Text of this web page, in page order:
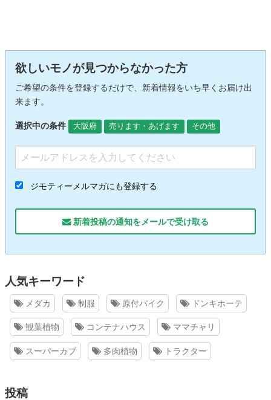
欲しいモノが見つからなかった方
ご希望の条件を登録するだけで、新着情報をいち早くお届け出
来ます。
選択中の条件 大阪府 売ります・あげます その他
ジモティーメルマガにも登録する
新着投稿の通知をメールで受け取る
人気キーワード
メダカ 制服 原付バイク ドンキホーテ
観葉植物 コンテナハウス ママチャリ
スーパーカブ 多肉植物 トラクター
投稿